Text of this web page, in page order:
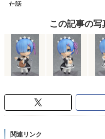
この記事の写
関連リンク